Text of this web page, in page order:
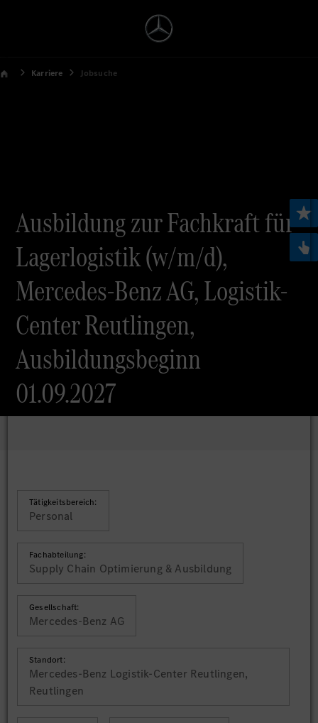
Karriere Jobsuche
Ausbildung zur Fachkraft für
Lagerlogistik (w/m/d),
Mercedes-Benz AG, Logistik-
Center Reutlingen,
Ausbildungsbeginn
01.09.2027
Tätigkeitsbereich:
Personal
Fachabteilung:
Supply Chain Optimierung & Ausbildung
Gesellschaft:
Mercedes-Benz AG
Standort:
Mercedes-Benz Logistik-Center Reutlingen,
Reutlingen